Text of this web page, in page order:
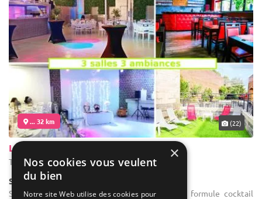
... 32 km (22)
Latin Dance
Tourcoing - Nord (59)
Salle de réception
Salle des fêtes : Nos capacités assises ou en formule cocktail
×
Nos cookies vous veulent
du bien
Notre site Web utilise des cookies pour